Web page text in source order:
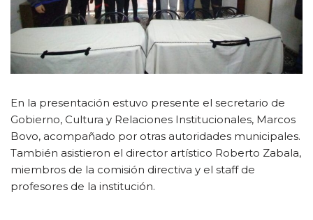
En la presentación estuvo presente el secretario de
Gobierno, Cultura y Relaciones Institucionales, Marcos
Bovo, acompañado por otras autoridades municipales.
También asistieron el director artístico Roberto Zabala,
miembros de la comisión directiva y el staff de
profesores de la institución.